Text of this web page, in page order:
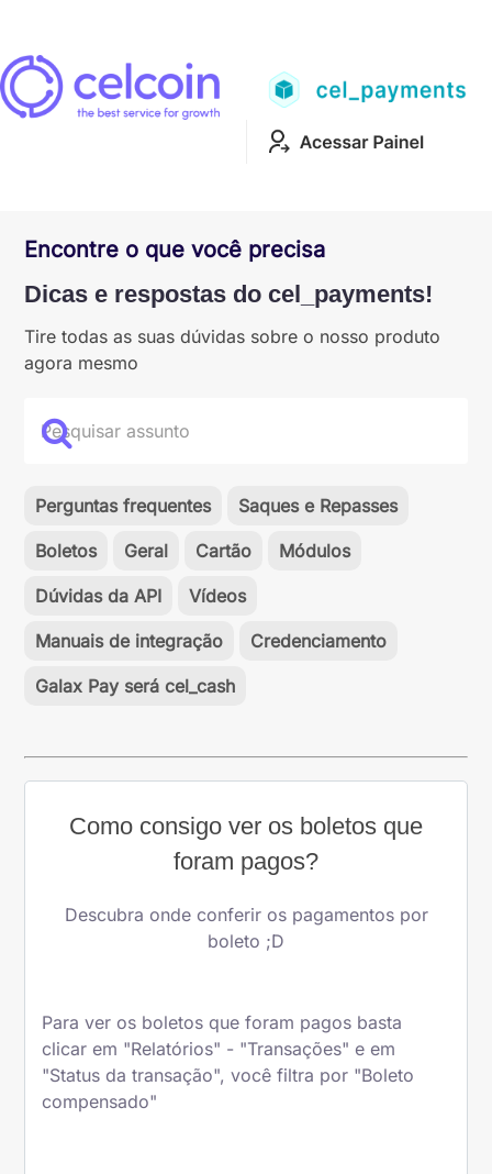
Encontre o que você precisa
Dicas e respostas do cel_payments!
Tire todas as suas dúvidas sobre o nosso produto
agora mesmo
Perguntas frequentes Saques e Repasses
Boletos Geral Cartão Módulos
Dúvidas da API Vídeos
Manuais de integração Credenciamento
Galax Pay será cel_cash
Como consigo ver os boletos que
foram pagos?
Descubra onde conferir os pagamentos por
boleto ;D
Para ver os boletos que foram pagos basta
clicar em "Relatórios" - "Transações" e em
"Status da transação", você filtra por "Boleto
compensado"